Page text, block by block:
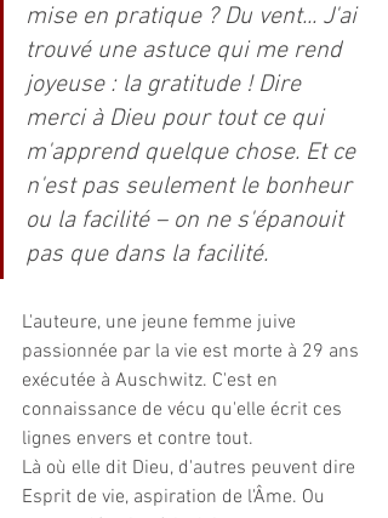
mise en pratique ? Du vent... J'ai
trouvé une astuce qui me rend
joyeuse : la gratitude ! Dire
merci à Dieu pour tout ce qui
m'apprend quelque chose. Et ce
n'est pas seulement le bonheur
ou la facilité – on ne s'épanouit
pas que dans la facilité.
L'auteure, une jeune femme juive
passionnée par la vie est morte à 29 ans
exécutée à Auschwitz. C'est en
connaissance de vécu qu'elle écrit ces
lignes envers et contre tout.
Là où elle dit Dieu, d'autres peuvent dire
Esprit de vie, aspiration de l'Âme. Ou